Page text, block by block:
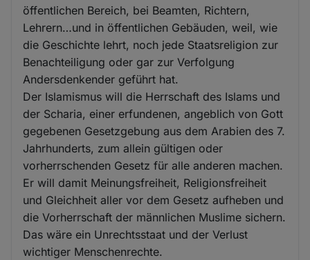
öffentlichen Bereich, bei Beamten, Richtern,
Lehrern…und in öffentlichen Gebäuden, weil, wie
die Geschichte lehrt, noch jede Staatsreligion zur
Benachteiligung oder gar zur Verfolgung
Andersdenkender geführt hat.
Der Islamismus will die Herrschaft des Islams und
der Scharia, einer erfundenen, angeblich von Gott
gegebenen Gesetzgebung aus dem Arabien des 7.
Jahrhunderts, zum allein gültigen oder
vorherrschenden Gesetz für alle anderen machen.
Er will damit Meinungsfreiheit, Religionsfreiheit
und Gleichheit aller vor dem Gesetz aufheben und
die Vorherrschaft der männlichen Muslime sichern.
Das wäre ein Unrechtsstaat und der Verlust
wichtiger Menschenrechte.